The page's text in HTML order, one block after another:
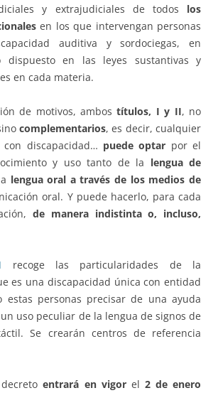
y extrajudiciales de todos los
en los que intervengan personas
auditiva y sordociegas, en
dispuesto en las leyes sustantivas y
en cada materia.
de motivos, ambostítulos, I y II, no
complementarios, es decir, cualquier
discapacidad… puede optar por el
y uso tanto de la lengua de
lengua oral a través de los medios de
oral. Y puede hacerlo, para cada
de manera indistinta o, incluso,
recoge las particularidades de la
es una discapacidad única con entidad
estas personas precisar de una ayuda
uso peculiar de la lengua de signos de
Se crearán centros de referencia
decretoentrará en vigorel 2 de enero